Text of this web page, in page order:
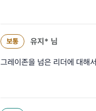
보통 유지* 님
그레이존을 넘은 리더에 대해